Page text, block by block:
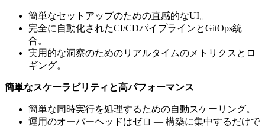
簡単なセットアップのための直感的なUI。
完全に自動化されたCI/CDパイプラインとGitOps統
合。
実用的な洞察のためのリアルタイムのメトリクスとロ
ギング。
簡単なスケーラビリティと高パフォーマンス
簡単な同時実行を処理するための自動スケーリング。
運用のオーバーヘッドはゼロ — 構築に集中するだけで